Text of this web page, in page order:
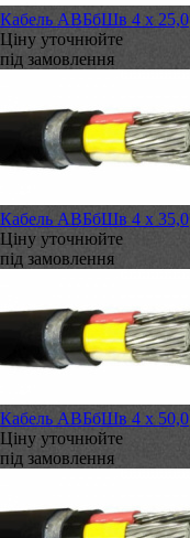
Кабель АВБбШв 4 х 25,0
Ціну уточнюйте
під замовлення
Кабель АВБбШв 4 х 35,0
Ціну уточнюйте
під замовлення
Кабель АВБбШв 4 х 50,0
Ціну уточнюйте
під замовлення